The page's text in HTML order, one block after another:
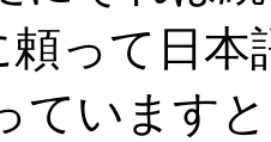
頼って日
ています